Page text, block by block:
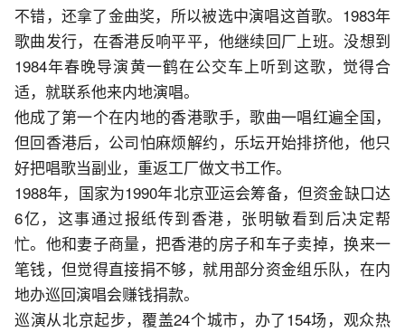
不错，还拿了金曲奖，所以被选中演唱这首歌。1983年
歌曲发行，在香港反响平平，他继续回厂上班。没想到
1984年春晚导演黄一鹤在公交车上听到这歌，觉得合
适，就联系他来内地演唱。
他成了第一个在内地的香港歌手，歌曲一唱红遍全国，
但回香港后，公司怕麻烦解约，乐坛开始排挤他，他只
好把唱歌当副业，重返工厂做文书工作。
1988年，国家为1990年北京亚运会筹备，但资金缺口达
6亿，这事通过报纸传到香港，张明敏看到后决定帮
忙。他和妻子商量，把香港的房子和车子卖掉，换来一
笔钱，但觉得直接捐不够，就用部分资金组乐队，在内
地办巡回演唱会赚钱捐款。
巡演从北京起步，覆盖24个城市，办了154场，观众热